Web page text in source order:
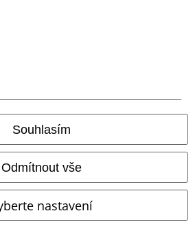
Souhlasím
Odmítnout vše
nastavení
DPH, bezpoštovného a balného